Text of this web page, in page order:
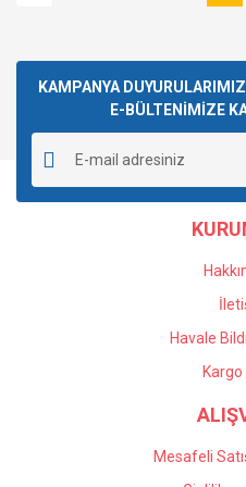
KAMPANYA
E-BÜLTENİMİZE
Havale
Mesafeli